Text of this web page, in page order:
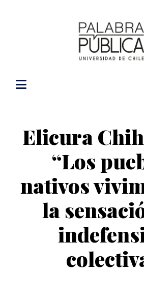
Elicura
“Los
nativos
la